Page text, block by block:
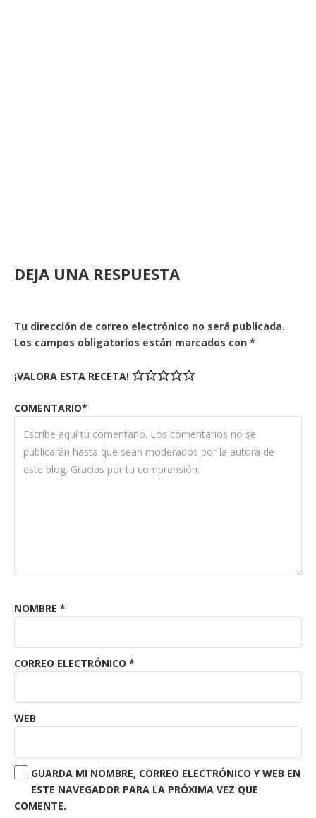
DEJA UNA RESPUESTA
Tu dirección de correo electrónico no será publicada.
Los campos obligatorios están marcados con *
¡VALORA ESTA RECETA!
COMENTARIO*
NOMBRE *
CORREO ELECTRÓNICO *
WEB
GUARDA MI NOMBRE, CORREO ELECTRÓNICO Y WEB EN
ESTE NAVEGADOR PARA LA PRÓXIMA VEZ QUE
COMENTE.